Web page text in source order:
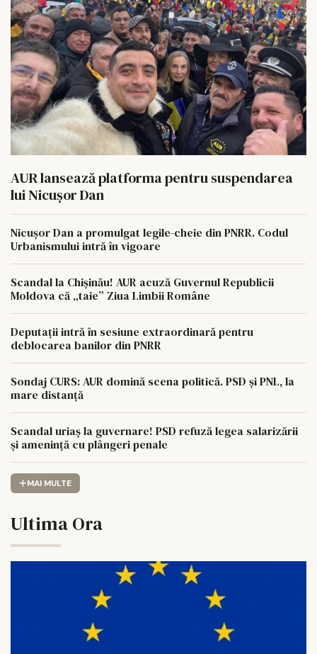
AUR lansează platforma pentru suspendarea
lui Nicușor Dan
Nicușor Dan a promulgat legile-cheie din PNRR. Codul
Urbanismului intră în vigoare
Scandal la Chișinău! AUR acuză Guvernul Republicii
Moldova că „taie” Ziua Limbii Române
Deputații intră în sesiune extraordinară pentru
deblocarea banilor din PNRR
Sondaj CURS: AUR domină scena politică. PSD și PNL, la
mare distanță
Scandal uriaș la guvernare! PSD refuză legea salarizării
și amenință cu plângeri penale
MAI MULTE
Ultima Ora